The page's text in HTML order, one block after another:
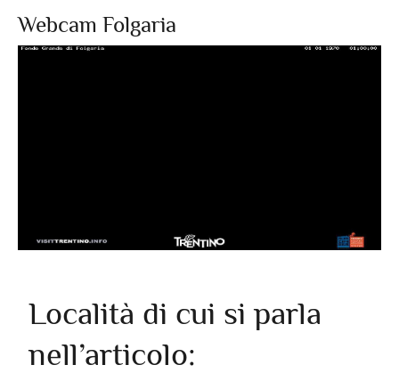
Webcam Folgaria
Località di cui si parla
nell’articolo: